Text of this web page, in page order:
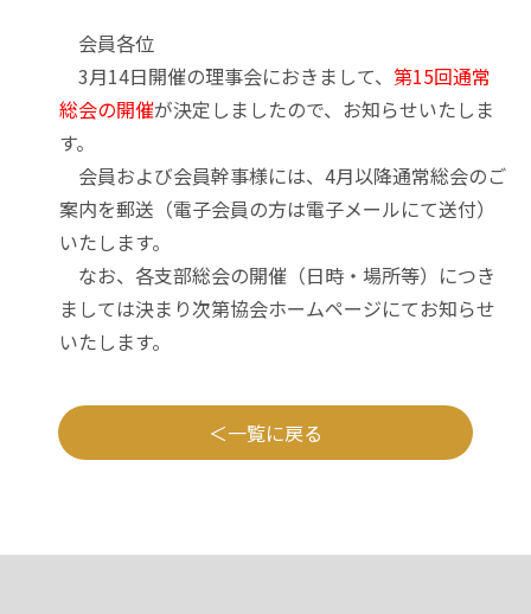
会員各位
3月14日開催の理事会におきまして、 第15回通常
総会の開催が決定しましたので、お知らせいたしま
す。
会員および会員幹事様には、4月以降通常総会のご
案内を郵送（電子会員の方は電子メールにて送付）
いたします。
なお、各支部総会の開催（日時・場所等）につき
ましては決まり次第協会ホームページにてお知らせ
いたします。
一覧に戻る